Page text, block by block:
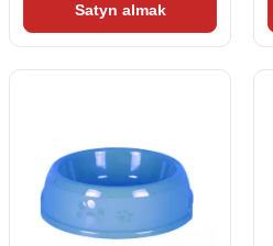
Satyn almak